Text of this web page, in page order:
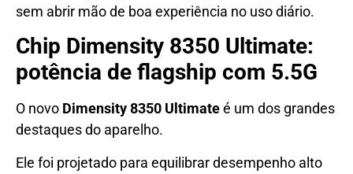
sem abrir mão de boa experiência no uso diário.
Chip Dimensity 8350 Ultimate:
potência de flagship com 5.5G
O novo Dimensity 8350 Ultimateé um dos grandes
destaques do aparelho.
Ele foi projetado para equilibrar desempenho alto